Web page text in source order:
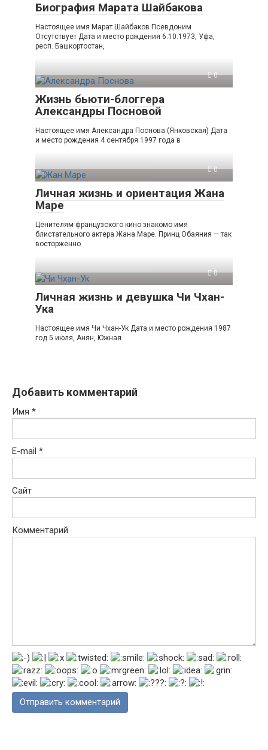
Биография Марата Шайбакова
Настоящее имя Марат Шайбаков Псевдоним
Отсутствует Дата и место рождения 6.10.1973, Уфа,
респ. Башкортостан,
0
Жизнь бьюти-блоггера
Александры Посновой
Настоящее имя Александра Поснова (Янковская) Дата
и место рождения 4 сентября 1997 года в
0
Личная жизнь и ориентация Жана
Маре
Ценителям французского кино знакомо имя
блистательного актера Жана Маре. Принц Обаяния — так
восторженно
0
Личная жизнь и девушка Чи Чхан-
Ука
Настоящее имя Чи Чхан-Ук Дата и место рождения 1987
год 5 июля, Анян, Южная
Добавить комментарий
Имя *
E-mail *
Сайт
Комментарий